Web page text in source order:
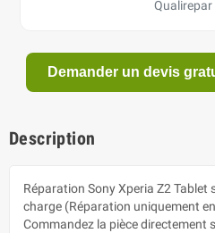
Qualirepar
Demander un devis
Description
Réparation Sony Xperia Z2
charge (Réparation uniquement
Commandez la pièce directement